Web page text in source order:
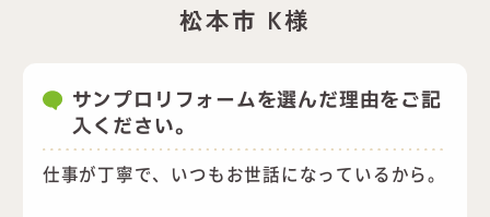
松本市 K様
サンプロリフォームを選んだ理由をご記
入ください。
仕事が丁寧で、いつもお世話になっているから。